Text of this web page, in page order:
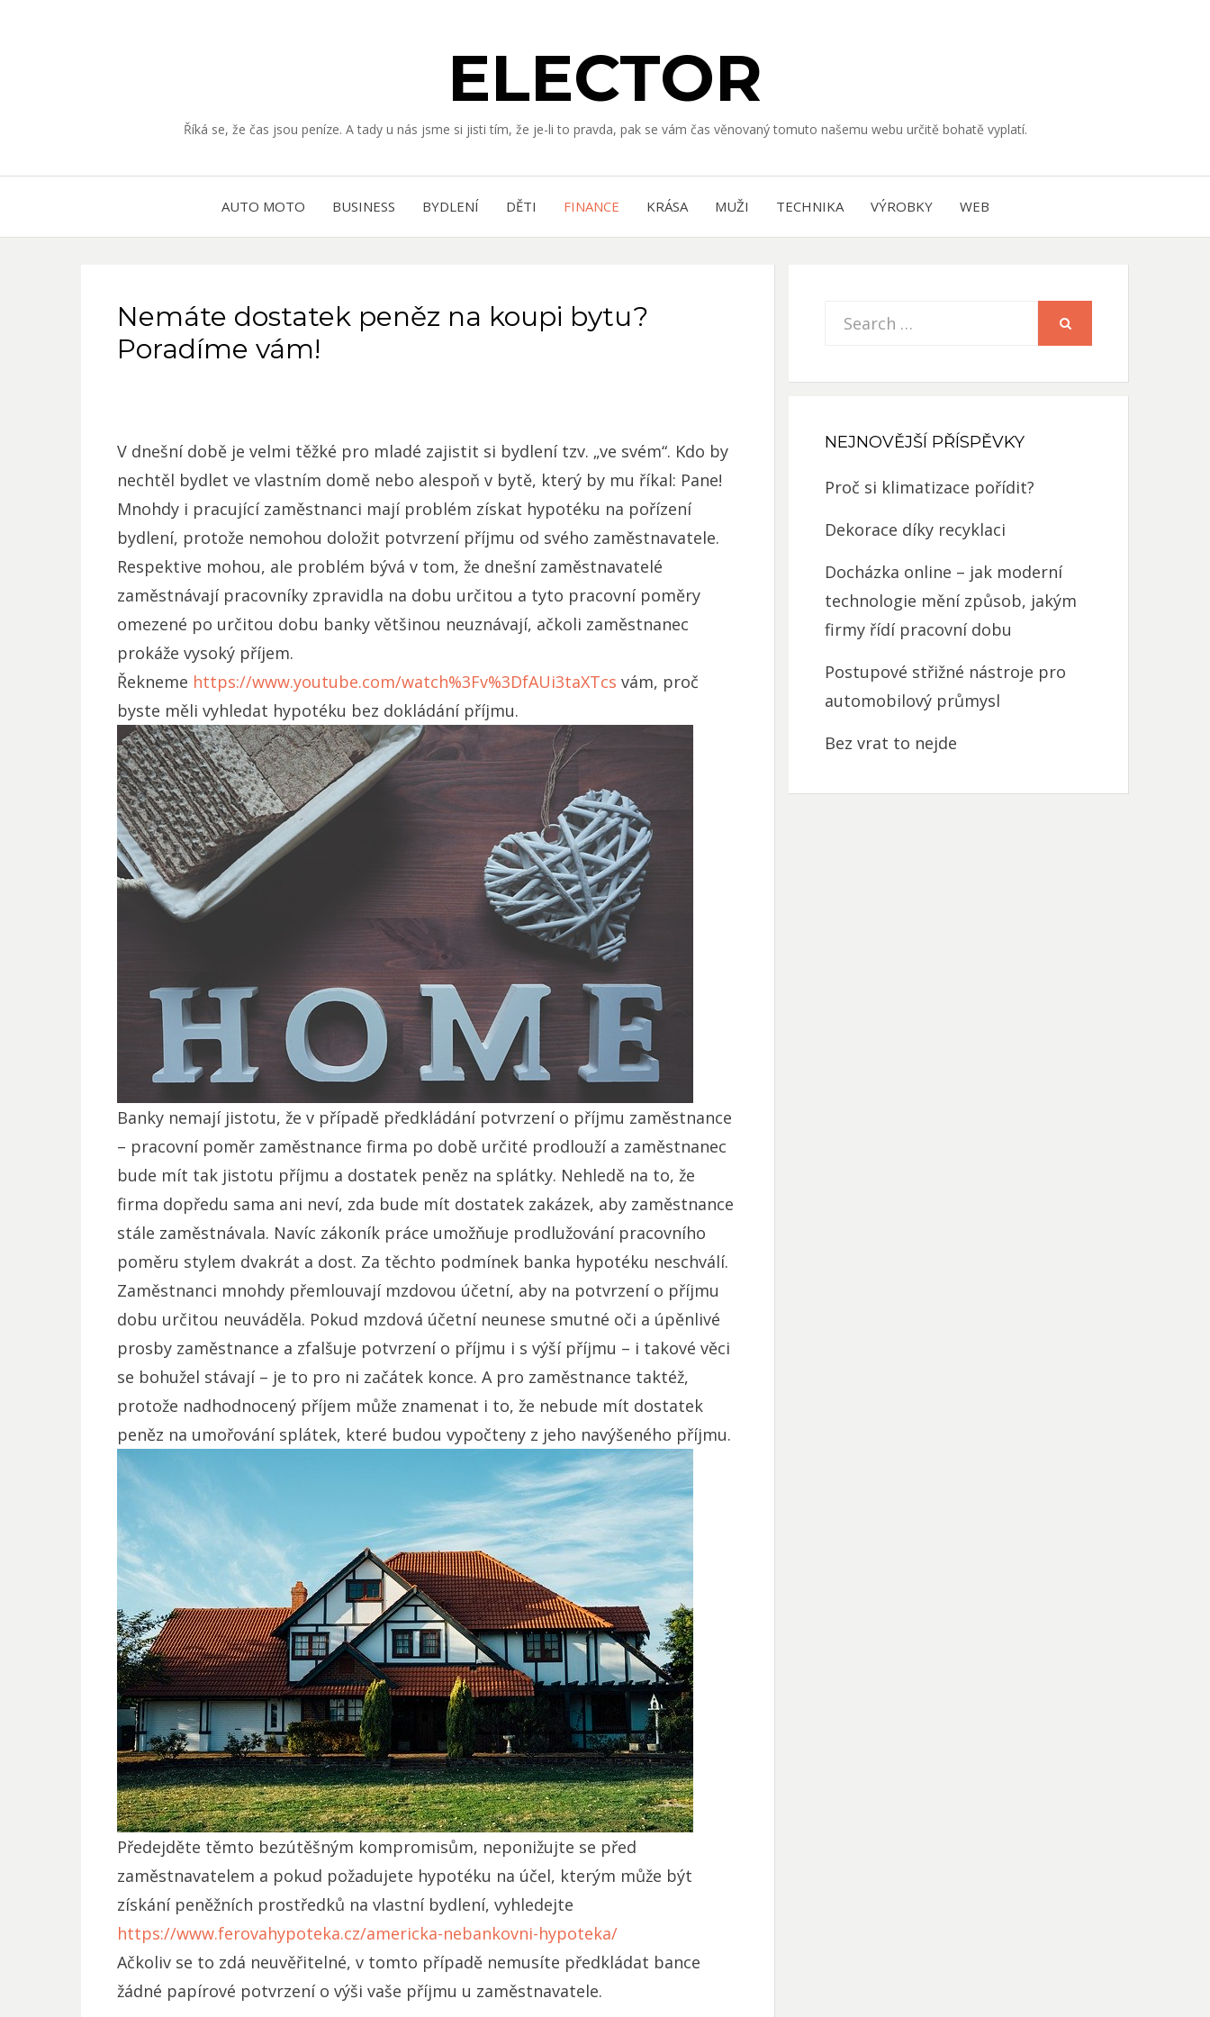
ELECTOR
Říká se, že čas jsou peníze. A tady u nás jsme si jisti tím, že je-li to pravda, pak se vám čas věnovaný tomuto našemu webu určitě bohatě vyplatí.
AUTO MOTO BUSINESS BYDLENÍ DĚTI FINANCE KRÁSA MUŽI TECHNIKA VÝROBKY WEB
Nemáte dostatek peněz na koupi bytu?
Poradíme vám!
V dnešní době je velmi těžké pro mladé zajistit si bydlení tzv. „ve svém“. Kdo by
nechtěl bydlet ve vlastním domě nebo alespoň v bytě, který by mu říkal: Pane!
Mnohdy i pracující zaměstnanci mají problém získat hypotéku na pořízení
bydlení, protože nemohou doložit potvrzení příjmu od svého zaměstnavatele.
Respektive mohou, ale problém bývá v tom, že dnešní zaměstnavatelé
zaměstnávají pracovníky zpravidla na dobu určitou a tyto pracovní poměry
omezené po určitou dobu banky většinou neuznávají, ačkoli zaměstnanec
prokáže vysoký příjem.
Řekneme https://www.youtube.com/watch%3Fv%3DfAUi3taXTcs vám, proč
byste měli vyhledat hypotéku bez dokládání příjmu.
Banky nemají jistotu, že v případě předkládání potvrzení o příjmu zaměstnance
– pracovní poměr zaměstnance firma po době určité prodlouží a zaměstnanec
bude mít tak jistotu příjmu a dostatek peněz na splátky. Nehledě na to, že
firma dopředu sama ani neví, zda bude mít dostatek zakázek, aby zaměstnance
stále zaměstnávala. Navíc zákoník práce umožňuje prodlužování pracovního
poměru stylem dvakrát a dost. Za těchto podmínek banka hypotéku neschválí.
Zaměstnanci mnohdy přemlouvají mzdovou účetní, aby na potvrzení o příjmu
dobu určitou neuváděla. Pokud mzdová účetní neunese smutné oči a úpěnlivé
prosby zaměstnance a zfalšuje potvrzení o příjmu i s výší příjmu – i takové věci
se bohužel stávají – je to pro ni začátek konce. A pro zaměstnance taktéž,
protože nadhodnocený příjem může znamenat i to, že nebude mít dostatek
peněz na umořování splátek, které budou vypočteny z jeho navýšeného příjmu.
Předejděte těmto bezútěšným kompromisům, neponižujte se před
zaměstnavatelem a pokud požadujete hypotéku na účel, kterým může být
získání peněžních prostředků na vlastní bydlení, vyhledejte
https://www.ferovahypoteka.cz/americka-nebankovni-hypoteka/
Ačkoliv se to zdá neuvěřitelné, v tomto případě nemusíte předkládat bance
žádné papírové potvrzení o výši vaše příjmu u zaměstnavatele.
Search
NEJNOVĚJŠÍ PŘÍSPĚVKY
Proč si klimatizace pořídit?
Dekorace díky recyklaci
Docházka online – jak moderní
technologie mění způsob, jakým
firmy řídí pracovní dobu
Postupové střižné nástroje pro
automobilový průmysl
Bez vrat to nejde